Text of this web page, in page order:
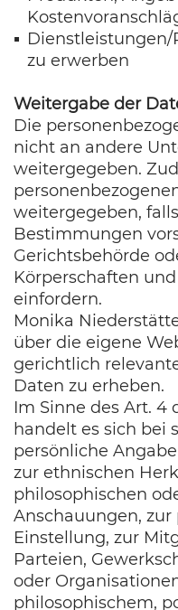
zu erwerben
Weitergabe der
Die
nicht an andere
weitergegeben.
weitergegeben,
Bestimmungen
Gerichtsbehörde
Körperschaften
einfordern.
Monika
über die eigene
gerichtlich
Daten zu erheben.
Im Sinne des Art. 4
handelt es sich bei
persönliche
zur ethnischen
philosophischen
Anschauungen, zur
Einstellung, zur
Parteien,
oder
philosophischem,